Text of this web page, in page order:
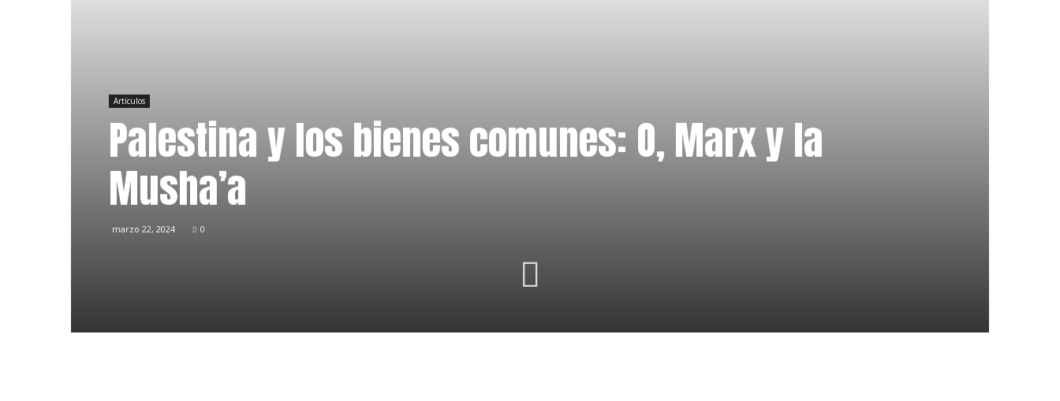
Artículos
Palestina y los bienes comunes: O, Marx y la
Musha’a
marzo 22, 2024 0